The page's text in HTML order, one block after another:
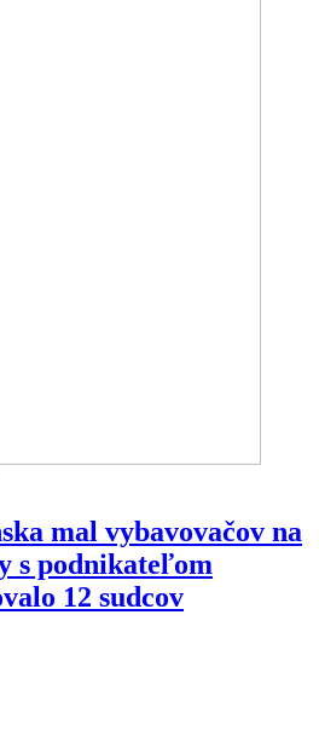
mal vybavovačov na
s podnikateľom
12 sudcov